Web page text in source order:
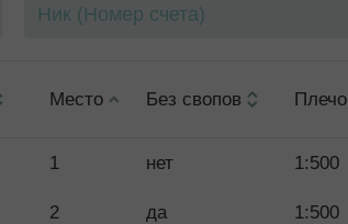
Место Без свопов Плечо
1 нет 1:500
2 да 1:500